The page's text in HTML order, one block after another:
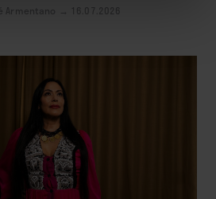
→ 16.07.2026